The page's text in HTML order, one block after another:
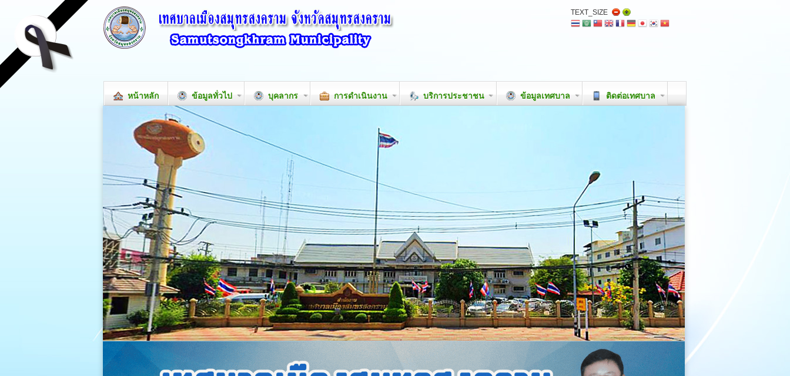
TEXT_SIZE
หน้าหลัก ข้อมูลทั่วไป บุคลากร การดำเนินงาน บริการประชาชน ข้อมูลเทศบาล ติดต่อเทศบาล